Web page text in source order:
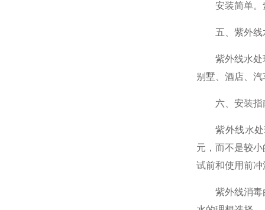
安装简单。紫
五、紫外线
紫外线水处理
别墅、酒店、
六、安装指
紫外线水处理
元，而不是较
试前和使用前冲
紫外线消毒由